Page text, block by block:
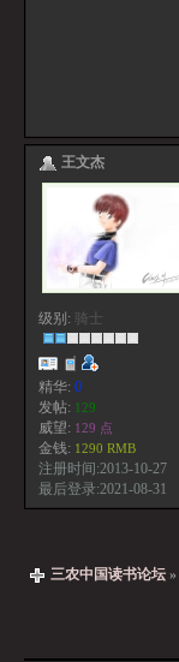
王文杰
级别: 骑士
精华: 0
发帖: 129
威望: 129 点
金钱: 1290 RMB
注册时间:2013-10-27
最后登录:2021-08-31
三农中国读书论坛 »